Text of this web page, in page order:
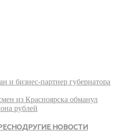
и бизнес-партнер губернатора
из Красноярска обманул
рублей
ДРУГИЕ НОВОСТИ